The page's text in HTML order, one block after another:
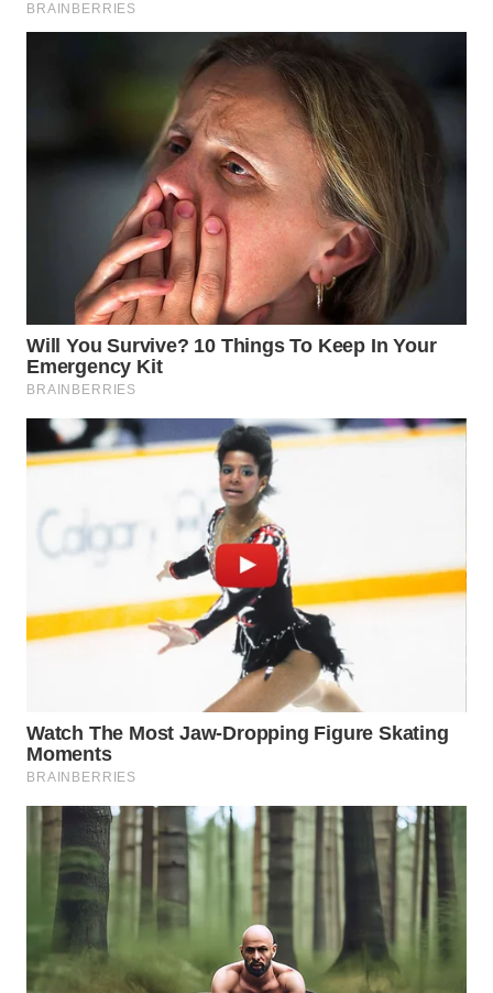
NIAS
WN
LANGKAT
SELATAN
TANJUNG
LESUNG
WN
WN
LABUHANBATU
TAPANULI
TENGAH